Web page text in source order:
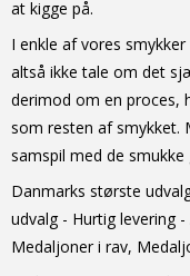
at kigge på.
I enkle af vores
altså ikke tale om det
derimod om en proces,
som resten af smykket.
samspil med de
Danmarks største
udvalg - Hurtig levering -
Medaljoner i rav,